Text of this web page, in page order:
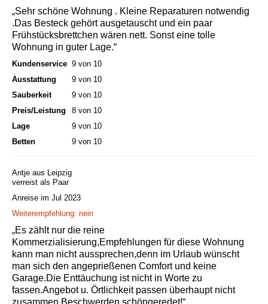
„Sehr schöne Wohnung . Kleine Reparaturen notwendig
.Das Besteck gehört ausgetauscht und ein paar
Frühstücksbrettchen wären nett. Sonst eine tolle
Wohnung in guter Lage.“
Kundenservice 9 von 10
Ausstattung
9 von 10
Sauberkeit
9 von 10
Preis/Leistung
8 von 10
Lage
9 von 10
Betten
9 von 10
Antje aus Leipzig
verreist als Paar
Anreise im Jul 2023
Weiterempfehlung: nein
„Es zählt nur die reine
Kommerzialisierung,Empfehlungen für diese Wohnung
kann man nicht aussprechen,denn im Urlaub wünscht
man sich den angeprießenen Comfort und keine
Garage.Die Enttäuchung ist nicht in Worte zu
fassen.Angebot u. Örtlichkeit passen überhaupt nicht